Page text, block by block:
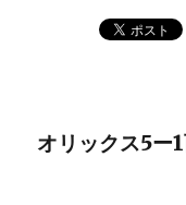
オリックス5ー